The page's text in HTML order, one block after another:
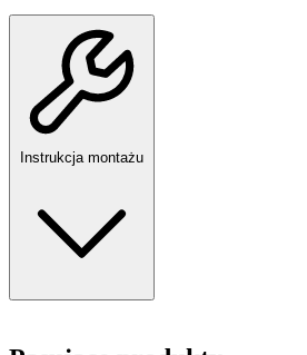
Instrukcja montażu